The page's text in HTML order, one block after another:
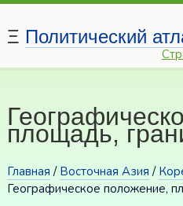
Ξ Политический
площадь,
Главная / Восточная Азия /
Географическое положение,